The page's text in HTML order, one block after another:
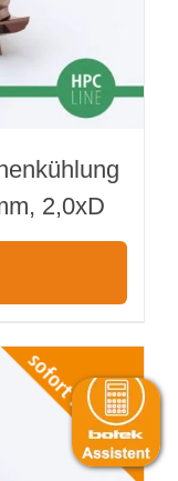
2,0xD